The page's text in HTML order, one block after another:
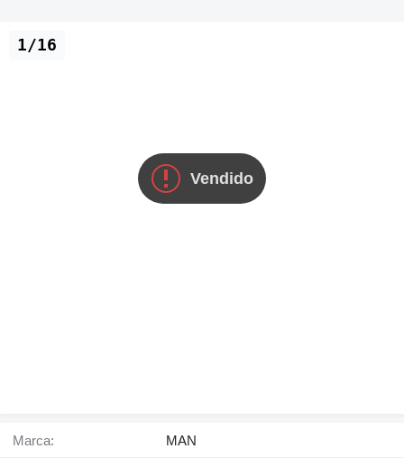
Vendido
1/16
Marca: MAN